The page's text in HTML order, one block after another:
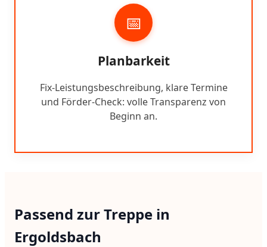
📅
Planbarkeit
Fix-Leistungsbeschreibung, klare Termine
und Förder-Check: volle Transparenz von
Beginn an.
Passend zur Treppe in
Ergoldsbach